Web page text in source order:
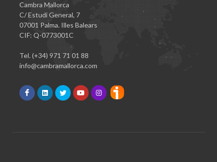
Cambra Mallorca
C/ Estudi General, 7
07001 Palma. Illes Balears
CIF: Q-0773001C
Tel. (+34) 971 71 01 88
info@cambramallorca.com